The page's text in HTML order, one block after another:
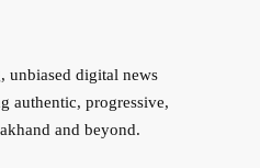
unbiased digital news
authentic, progressive,
and beyond.